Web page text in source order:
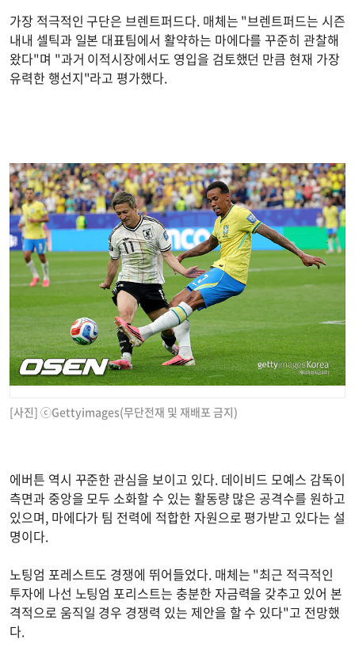
가장 적극적인 구단은 브렌트퍼드다. 매체는 "브렌트퍼드는 시즌
내내 셀틱과 일본 대표팀에서 활약하는 마에다를 꾸준히 관찰해
왔다"며 "과거 이적시장에서도 영입을 검토했던 만큼 현재 가장
유력한 행선지"라고 평가했다.
[사진] ⓒGettyimages(무단전재 및 재배포 금지)
에버튼 역시 꾸준한 관심을 보이고 있다. 데이비드 모예스 감독이
측면과 중앙을 모두 소화할 수 있는 활동량 많은 공격수를 원하고
있으며, 마에다가 팀 전력에 적합한 자원으로 평가받고 있다는 설
명이다.
노팅엄 포레스트도 경쟁에 뛰어들었다. 매체는 "최근 적극적인
투자에 나선 노팅엄 포리스트는 충분한 자금력을 갖추고 있어 본
격적으로 움직일 경우 경쟁력 있는 제안을 할 수 있다"고 전망했
다.